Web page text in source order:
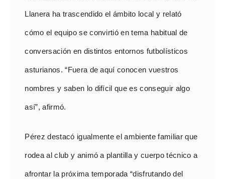
Llanera ha trascendido el ámbito local y relató
cómo el equipo se convirtió en tema habitual de
conversación en distintos entornos futbolísticos
asturianos. “Fuera de aquí conocen vuestros
nombres y saben lo difícil que es conseguir algo
así”, afirmó.
Pérez destacó igualmente el ambiente familiar que
rodea al club y animó a plantilla y cuerpo técnico a
afrontar la próxima temporada “disfrutando del